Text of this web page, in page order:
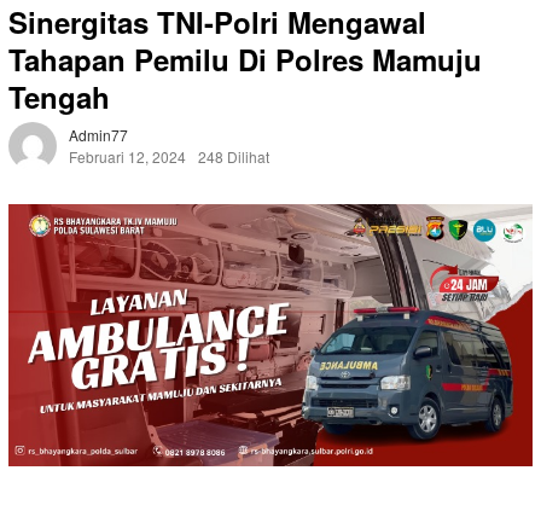
Sinergitas TNI-Polri Mengawal
Tahapan Pemilu Di Polres Mamuju
Tengah
Admin77
Februari 12, 2024 248 Dilihat